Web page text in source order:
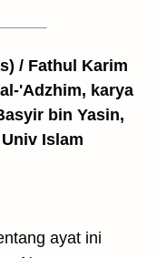
/ Fathul Karim
'Adzhim, karya
bin Yasin,
Islam
ayat ini